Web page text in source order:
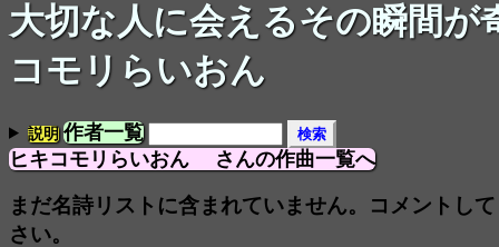
大切な人に会えるその瞬間が
コモリらいおん
説明 作者一覧
ヒキコモリらいおん さんの作曲一覧へ
まだ名詩リストに含まれていません。コメントし
さい。